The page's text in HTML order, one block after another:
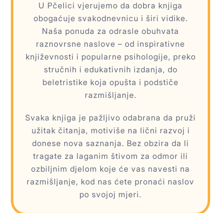
U Pčelici vjerujemo da dobra knjiga
obogaćuje svakodnevnicu i širi vidike.
Naša ponuda za odrasle obuhvata
raznovrsne naslove – od inspirativne
književnosti i popularne psihologije, preko
stručnih i edukativnih izdanja, do
beletristike koja opušta i podstiče
razmišljanje.
Svaka knjiga je pažljivo odabrana da pruži
užitak čitanja, motiviše na lični razvoj i
donese nova saznanja. Bez obzira da li
tragate za laganim štivom za odmor ili
ozbiljnim djelom koje će vas navesti na
razmišljanje, kod nas ćete pronaći naslov
po svojoj mjeri.